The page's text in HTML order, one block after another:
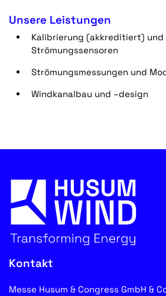
Unsere Leistungen
Kalibrierung (akkreditiert) und
Strömungssensoren
Strömungsmessungen und
Windkanalbau und –design
Kontakt
Messe Husum & Congress GmbH &